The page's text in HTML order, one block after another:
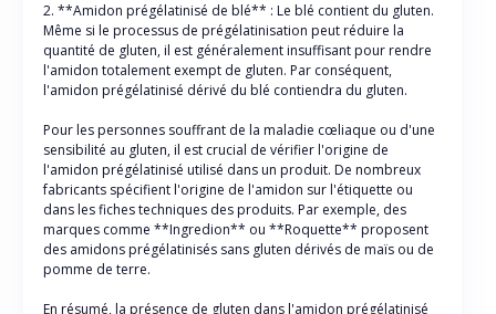
2. **Amidon prégélatinisé de blé** : Le blé contient du gluten.
Même si le processus de prégélatinisation peut réduire la
quantité de gluten, il est généralement insuffisant pour rendre
l'amidon totalement exempt de gluten. Par conséquent,
l'amidon prégélatinisé dérivé du blé contiendra du gluten.
Pour les personnes souffrant de la maladie cœliaque ou d'une
sensibilité au gluten, il est crucial de vérifier l'origine de
l'amidon prégélatinisé utilisé dans un produit. De nombreux
fabricants spécifient l'origine de l'amidon sur l'étiquette ou
dans les fiches techniques des produits. Par exemple, des
marques comme **Ingredion** ou **Roquette** proposent
des amidons prégélatinisés sans gluten dérivés de maïs ou de
pomme de terre.
En résumé, la présence de gluten dans l'amidon prégélatinisé